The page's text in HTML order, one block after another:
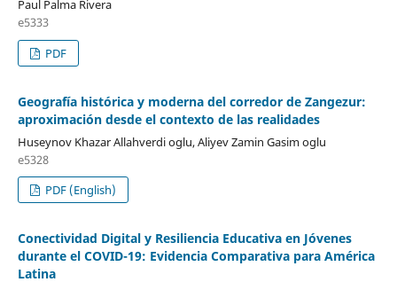
Paul Palma Rivera
e5333
PDF
Geografía histórica y moderna del corredor de Zangezur:
aproximación desde el contexto de las realidades
Huseynov Khazar Allahverdi oglu, Aliyev Zamin Gasim oglu
e5328
PDF (English)
Conectividad Digital y Resiliencia Educativa en Jóvenes
durante el COVID-19: Evidencia Comparativa para América
Latina